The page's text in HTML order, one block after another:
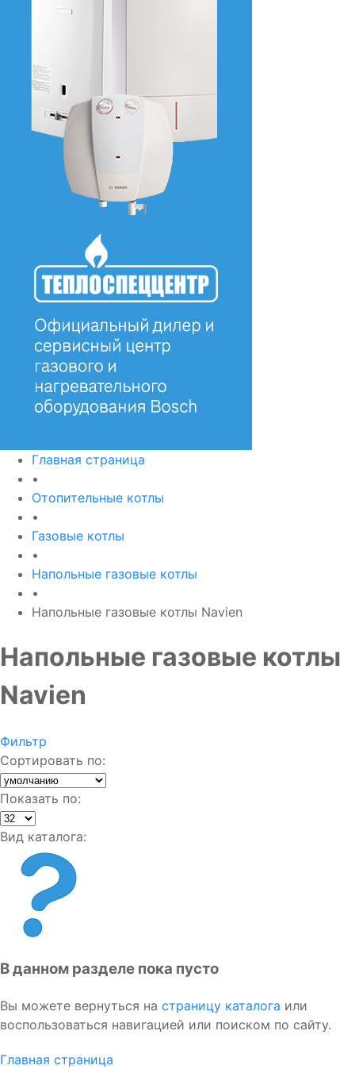
Главная страница
•
Отопительные котлы
•
Газовые котлы
•
Напольные газовые котлы
•
Напольные газовые котлы Navien
Напольные газовые котлы
Navien
Фильтр
Сортировать по:
Показать по:
Вид каталога:
В данном разделе пока пусто
Вы можете вернуться на страницу каталога или
воспользоваться навигацией или поиском по сайту.
Главная страница